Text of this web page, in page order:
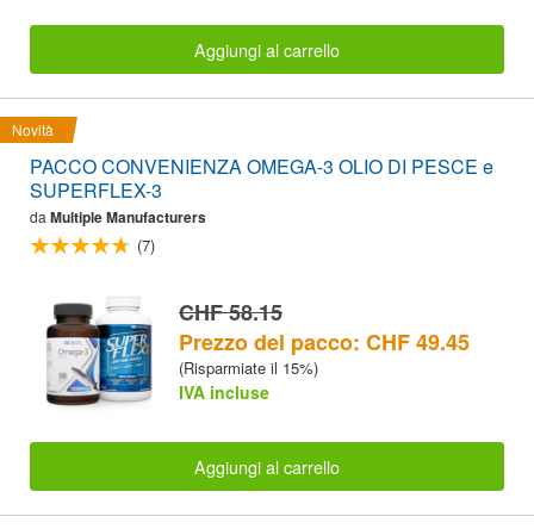
Aggiungi al carrello
Novità
PACCO CONVENIENZA OMEGA-3 OLIO DI PESCE e
SUPERFLEX-3
da Multiple Manufacturers
(7)
CHF 58.15
Prezzo del pacco: CHF 49.45
(Risparmiate il 15%)
IVA incluse
Aggiungi al carrello